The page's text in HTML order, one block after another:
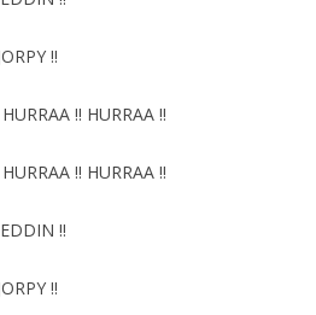
!!
!! HURRAA !!
!! HURRAA !!
!!
!!